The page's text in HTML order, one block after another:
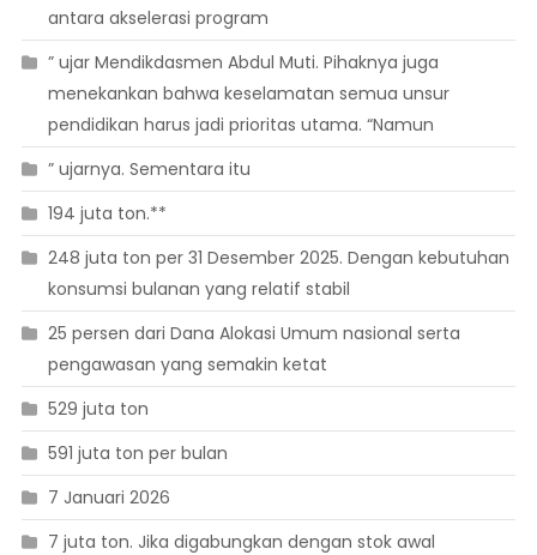
antara akselerasi program
” ujar Mendikdasmen Abdul Muti. Pihaknya juga
menekankan bahwa keselamatan semua unsur
pendidikan harus jadi prioritas utama. “Namun
” ujarnya. Sementara itu
194 juta ton.**
248 juta ton per 31 Desember 2025. Dengan kebutuhan
konsumsi bulanan yang relatif stabil
25 persen dari Dana Alokasi Umum nasional serta
pengawasan yang semakin ketat
529 juta ton
591 juta ton per bulan
7 Januari 2026
7 juta ton. Jika digabungkan dengan stok awal